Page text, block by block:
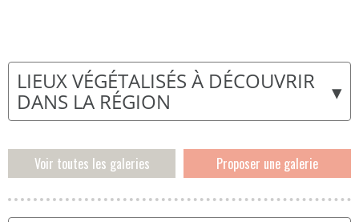
▾
LIEUX VÉGÉTALISÉS À DÉCOUVRIR
DANS LA RÉGION
Voir toutes les galeries Proposer une galerie